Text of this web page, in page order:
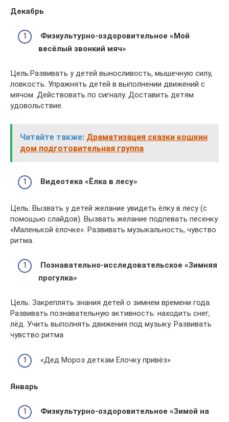
Декабрь
Физкультурно-оздоровительное «Мой
весёлый звонкий мяч»
Цель:Развивать у детей выносливость, мышечную силу,
ловкость. Упражнять детей в выполнении движений с
мячом. Действовать по сигналу. Доставить детям
удовольствие.
Читайте также: Драматизация сказки кошкин
дом подготовительная группа
Видеотека «Ёлка в лесу»
Цель: Вызвать у детей желание увидеть ёлку в лесу (с
помощью слайдов). Вызвать желание подпевать песенку
«Маленькой ёлочке». Развивать музыкальность, чувство
ритма.
Познавательно-исследовательское «Зимняя
прогулка»
Цель: Закреплять знания детей о зимнем времени года.
Развивать познавательную активность: находить снег,
лёд. Учить выполнять движения под музыку. Развивать
чувство ритма
«Дед Мороз деткам Ёлочку привёз»
Январь
Физкультурно-оздоровительное «Зимой на